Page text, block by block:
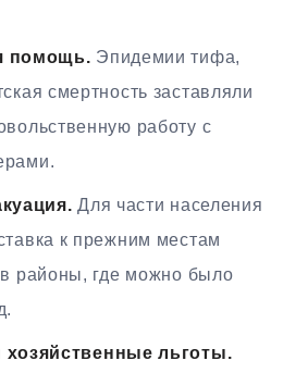
помощь. Эпидемии тифа,
смертность заставляли
работу с
Для части населения
к прежним местам
районы, где можно было
хозяйственные льготы.